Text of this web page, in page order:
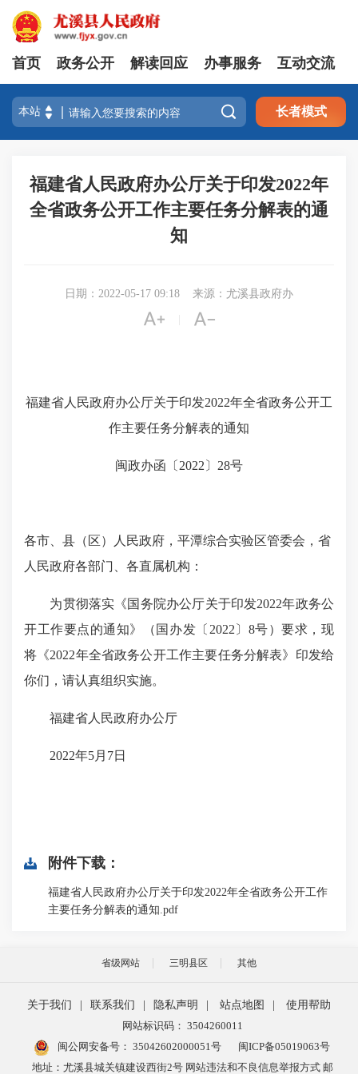
首页 政务公开 解读回应 办事服务 互动交流
 长者模式
福建省人民政府办公厅关于印发2022年
全省政务公开工作主要任务分解表的通
知
日期：2022-05-17 09:18 来源：尤溪县政府办
 
福建省人民政府办公厅关于印发2022年全省政务公开工
作主要任务分解表的通知
闽政办函〔2022〕28号
各市、县（区）人民政府，平潭综合实验区管委会，省
人民政府各部门、各直属机构：
为贯彻落实《国务院办公厅关于印发2022年政务公
开工作要点的通知》（国办发〔2022〕8号）要求，现
将《2022年全省政务公开工作主要任务分解表》印发给
你们，请认真组织实施。
福建省人民政府办公厅
2022年5月7日
附件下载：
福建省人民政府办公厅关于印发2022年全省政务公开工作
主要任务分解表的通知.pdf
省级网站 三明县区 其他
关于我们 联系我们 隐私声明 站点地图
使用帮助
网站标识码： 3504260011
闽公网安备号： 35042602000051号
闽ICP备05019063号
地址：尤溪县城关镇建设西街2号 网站违法和不良信息举报方式 邮